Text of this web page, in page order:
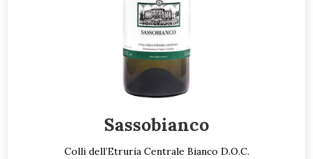
Sassobianco
Colli dell’Etruria Centrale Bianco D.O.C.